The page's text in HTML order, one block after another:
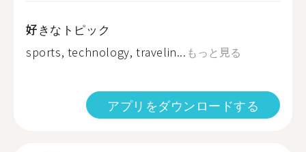
好きなトピック
sports, technology, travelin... もっと見る
アプリをダウンロードする